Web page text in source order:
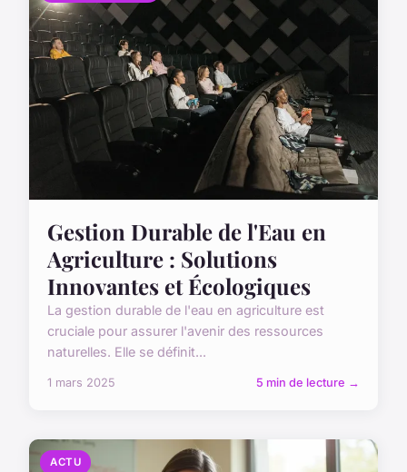
Gestion Durable de l'Eau en
Agriculture : Solutions
Innovantes et Écologiques
La gestion durable de l'eau en agriculture est
cruciale pour assurer l'avenir des ressources
naturelles. Elle se définit...
1 mars 2025 5 min de lecture →
ACTU